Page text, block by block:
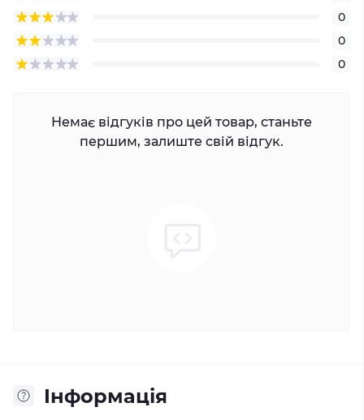
0
0
0
Немає відгуків про цей товар, станьте
першим, залиште свій відгук.
Iнформація